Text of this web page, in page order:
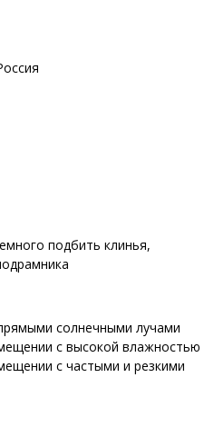
подбить клинья,
солнечными лучами
с высокой влажностью
с частыми и резкими